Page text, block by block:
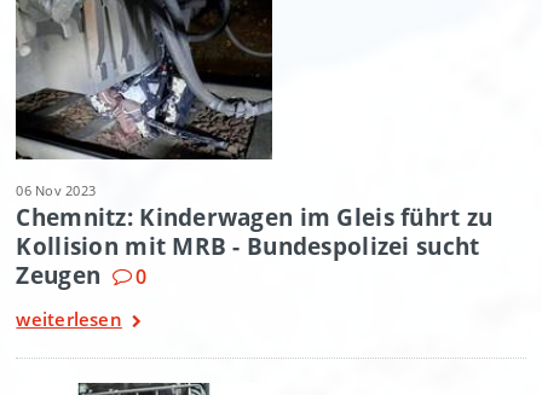
06 Nov 2023
Chemnitz: Kinderwagen im Gleis führt zu
Kollision mit MRB - Bundespolizei sucht
Zeugen
0
weiterlesen